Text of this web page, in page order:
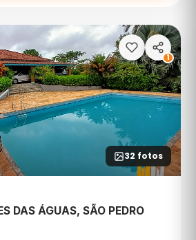
32 fotos
1
DAS ÁGUAS, SÃO PEDRO